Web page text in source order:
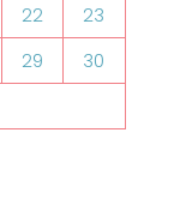
22
23
29
30